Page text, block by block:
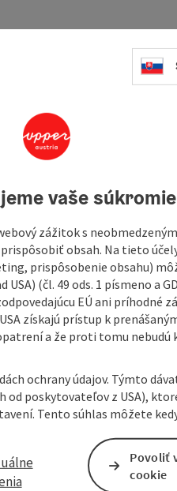
Paulownia for wood chip and
vaše súkromie
zážitok s
obsah. Na tieto
prispôsobenie obsahu)
(čl. 49 ods. 1 písmeno a
EÚ ani príhodné
získajú prístup k
a že proti tomu nebudú
ochrany údajov. Týmto
poskytovateľov z USA),
Tento súhlas môžete
Povoliť
cookie